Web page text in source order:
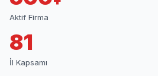
Aktif Firma
81
İl Kapsamı